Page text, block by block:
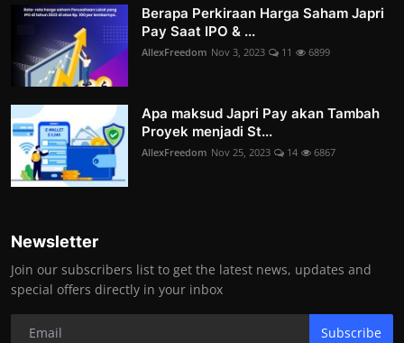
Berapa Perkiraan Harga Saham Japri
Pay Saat IPO & ...
AllexFreedom Nov 3, 2023 11 6899
Apa maksud Japri Pay akan Tambah
Proyek menjadi St...
AllexFreedom Nov 25, 2023 14 6867
Newsletter
Join our subscribers list to get the latest news, updates and
special offers directly in your inbox
Subscribe